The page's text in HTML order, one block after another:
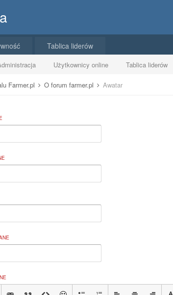
Użytkownicy online Tablica liderów
Tablica liderów
Farmer.pl O forum farmer.pl Awatar